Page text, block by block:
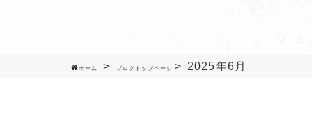
ホーム ブログトップページ 2025年6月